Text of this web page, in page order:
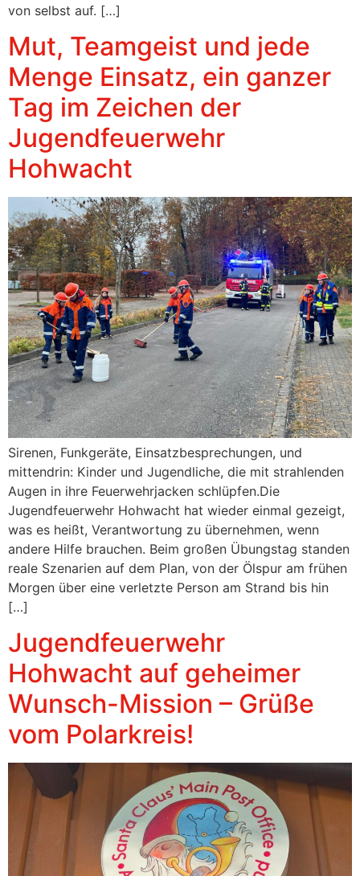
von selbst auf. […]
Mut, Teamgeist und jede
Menge Einsatz, ein ganzer
Tag im Zeichen der
Jugendfeuerwehr
Hohwacht
Sirenen, Funkgeräte, Einsatzbesprechungen, und
mittendrin: Kinder und Jugendliche, die mit strahlenden
Augen in ihre Feuerwehrjacken schlüpfen.Die
Jugendfeuerwehr Hohwacht hat wieder einmal gezeigt,
was es heißt, Verantwortung zu übernehmen, wenn
andere Hilfe brauchen. Beim großen Übungstag standen
reale Szenarien auf dem Plan, von der Ölspur am frühen
Morgen über eine verletzte Person am Strand bis hin
[…]
Jugendfeuerwehr
Hohwacht auf geheimer
Wunsch-Mission – Grüße
vom Polarkreis!